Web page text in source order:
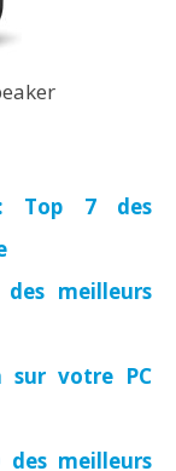
: Top 7 des
meilleurs
sur votre PC
meilleurs